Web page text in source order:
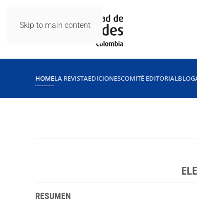
Skip to main content
HOMELA REVISTAEDICIONESCOMITÉ EDITORIALBLOG
RESUMEN